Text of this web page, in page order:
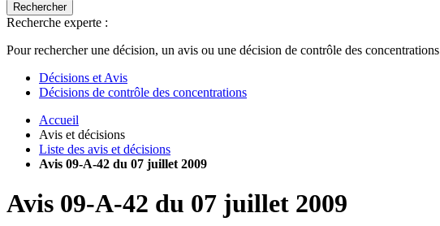
Rechercher
Recherche experte :
Pour rechercher une décision, un avis ou une décision de contrôle des concentrations
Décisions et Avis
Décisions de contrôle des concentrations
Accueil
Avis et décisions
Liste des avis et décisions
Avis 09-A-42 du 07 juillet 2009
Avis 09-A-42 du 07 juillet 2009